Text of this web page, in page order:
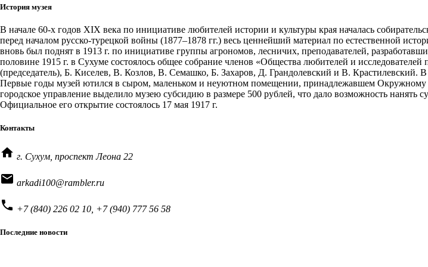
История музея
В начале 60-х годов XIX века по инициативе любителей истории и культуры края началась
перед началом русско-турецкой войны (1877–1878 гг.) весь ценнейший материал по естественной
вновь был поднят в 1913 г. по инициативе группы агрономов, лесничих, преподавателей,
половине 1915 г. в Сухуме состоялось общее собрание членов «Общества любителей и
(председатель), Б. Киселев, В. Козлов, В. Семашко, Б. Захаров, Д. Грандолевский и В. Крастилевский. В
Первые годы музей ютился в сыром, маленьком и неуютном помещении, принадлежавшем
городское управление выделило музею субсидию в размере 500 рублей, что дало возможность
Официальное его открытие состоялось 17 мая 1917 г.
Контакты
home г. Сухум, проспект Леона 22
email arkadi100@rambler.ru
phone +7 (840) 226 02 10, +7 (940) 777 56 58
Последние новости